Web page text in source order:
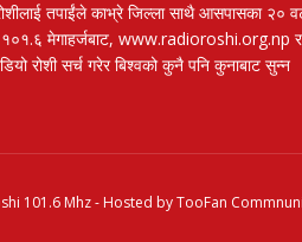
तपाईंले काभ्रे जिल्ला साथै आसपासका २०
१०१.६ मेगाहर्जबाट, www.radioroshi.org.np र
रोशी सर्च गरेर बिश्वको कुनै पनि कुनाबाट सुन्न
101.6 Mhz- Hosted byTooFan